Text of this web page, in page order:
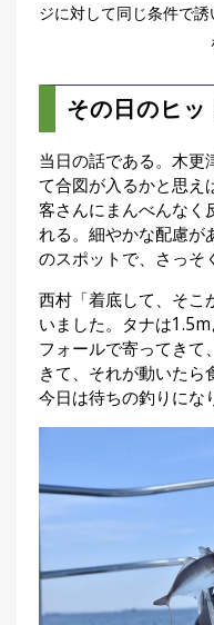
ジに対して同じ条件で
その日のヒッ
当日の話である。木更
て合図が入るかと思え
客さんにまんべんなく
れる。細やかな配慮が
のスポットで、さっそ
西村「着底して、そこ
いました。タナは
フォールで寄ってきて
きて、それが動いたら
今日は待ちの釣りにな